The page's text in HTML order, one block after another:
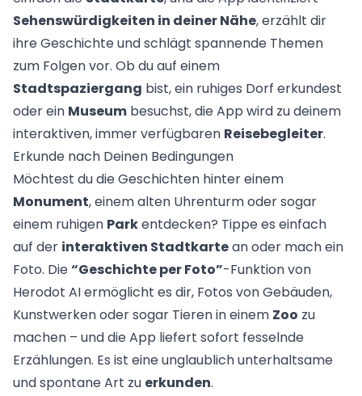
Sehenswürdigkeiten in deiner Nähe, erzählt dir
ihre Geschichte und schlägt spannende Themen
zum Folgen vor. Ob du auf einem
Stadtspaziergang bist, ein ruhiges Dorf erkundest
oder ein Museum besuchst, die App wird zu deinem
interaktiven, immer verfügbaren Reisebegleiter.
Erkunde nach Deinen Bedingungen
Möchtest du die Geschichten hinter einem
Monument, einem alten Uhrenturm oder sogar
einem ruhigen Parkentdecken? Tippe es einfach
auf der interaktiven Stadtkartean oder mach ein
Foto. Die“Geschichte per Foto”-Funktion von
Herodot AI ermöglicht es dir, Fotos von Gebäuden,
Kunstwerken oder sogar Tieren in einem Zoo zu
machen – und die App liefert sofort fesselnde
Erzählungen. Es ist eine unglaublich unterhaltsame
und spontane Art zu erkunden.